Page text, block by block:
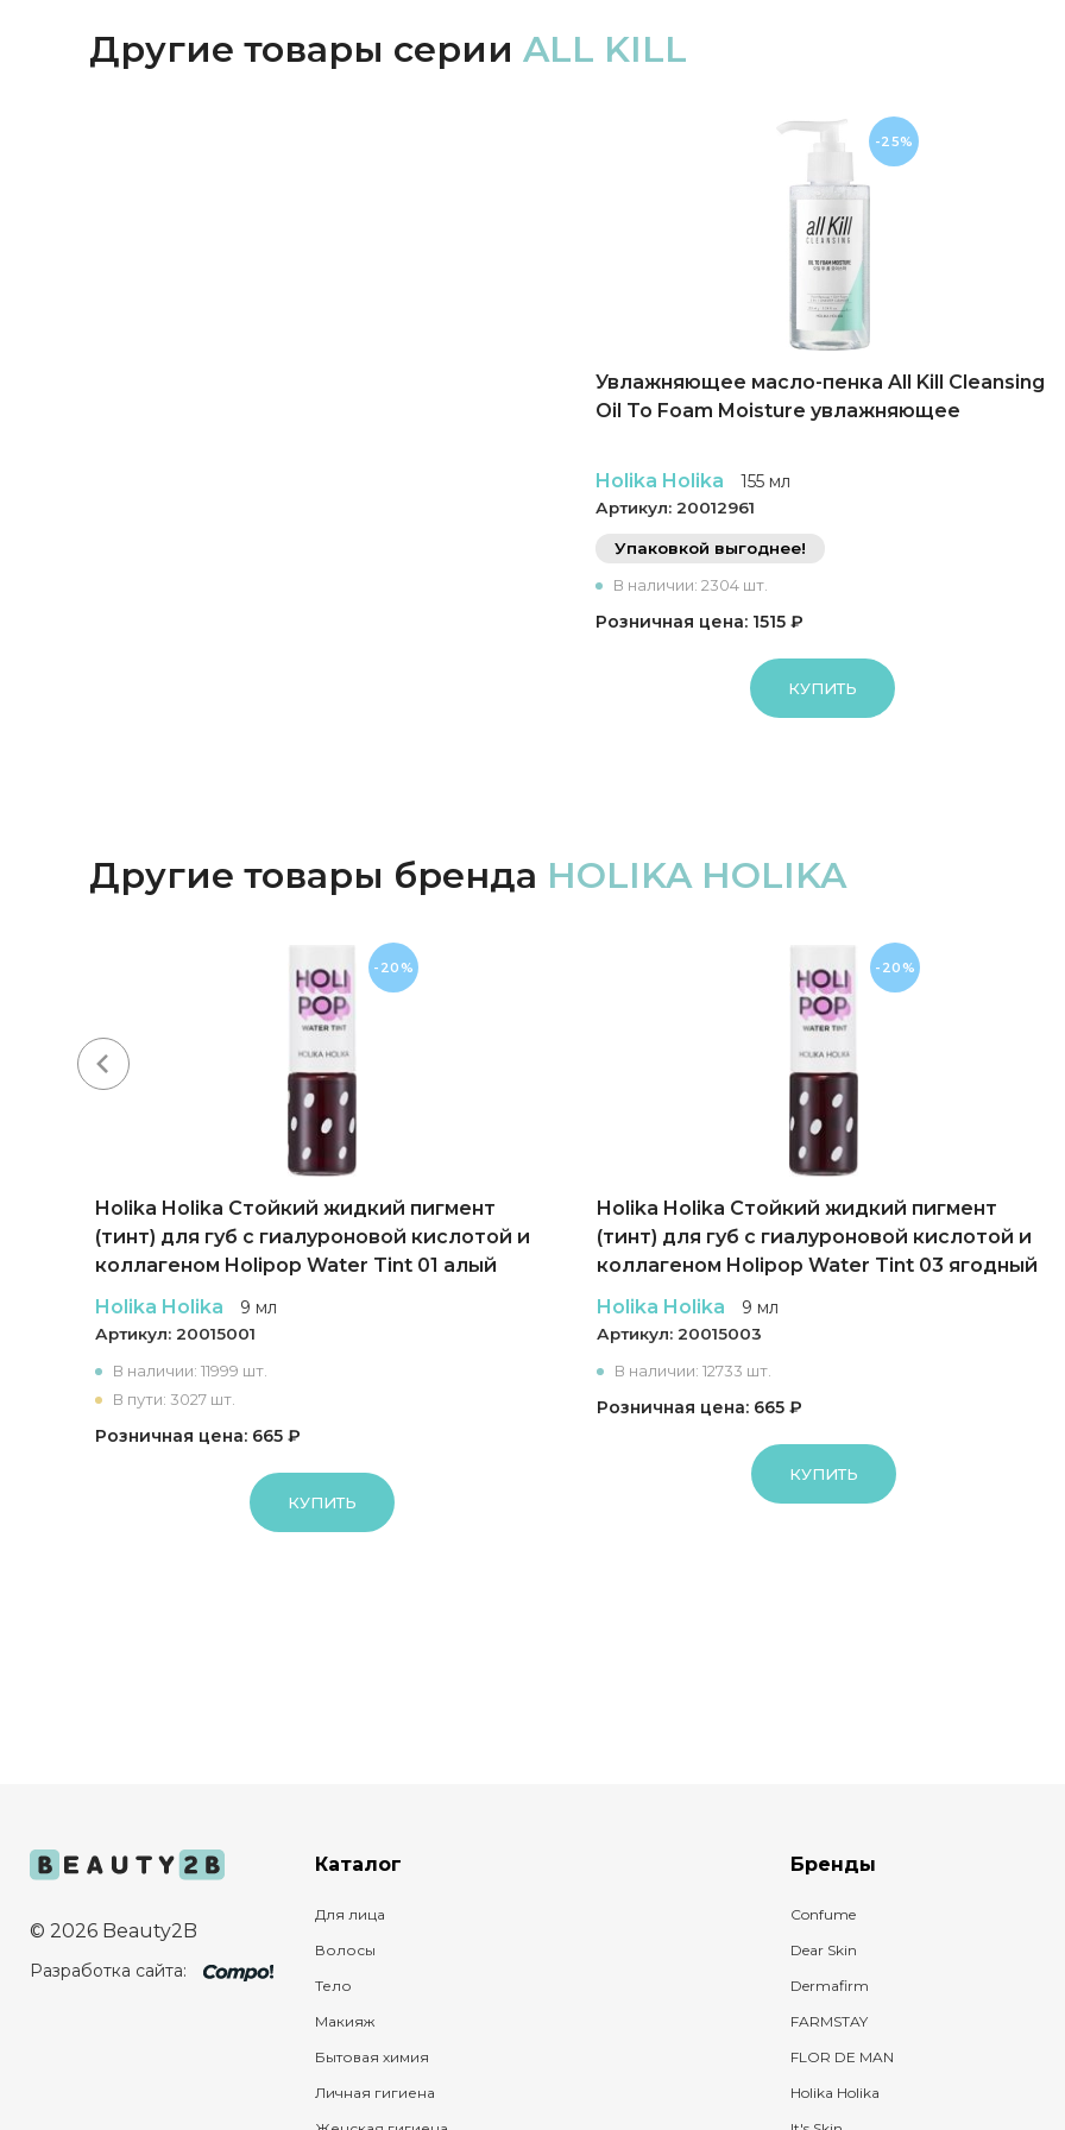
Другие товары серии ALL KILL
Увлажняющее масло-пенка All Kill Cleansing
Oil To Foam Moisture увлажняющее
Holika Holika 155 мл
Артикул: 20012961
Упаковкой выгоднее!
В наличии: 2304 шт.
Розничная цена: 1515 ₽
КУПИТЬ
-25%
Другие товары бренда HOLIKA HOLIKA
Holika Holika Cтойкий жидкий пигмент
(тинт) для губ с гиалуроновой кислотой и
коллагеном Holipop Water Tint 01 алый
Holika Holika
9 мл
Артикул: 20015001
В наличии: 11999 шт.
В пути: 3027 шт.
Розничная цена: 665 ₽
КУПИТЬ
-20%
Holika Holika Cтойкий жидкий пигмент
(тинт) для губ с гиалуроновой кислотой и
коллагеном Holipop Water Tint 03 ягодный
Holika Holika
9 мл
Артикул: 20015003
В наличии: 12733 шт.
Розничная цена: 665 ₽
КУПИТЬ
-20%
© 2026 Beauty2B
Разработка сайта:
Каталог
Для лица
Волосы
Тело
Макияж
Бытовая химия
Личная гигиена
Бренды
Confume
Dear Skin
Dermafirm
FARMSTAY
FLOR DE MAN
Holika Holika